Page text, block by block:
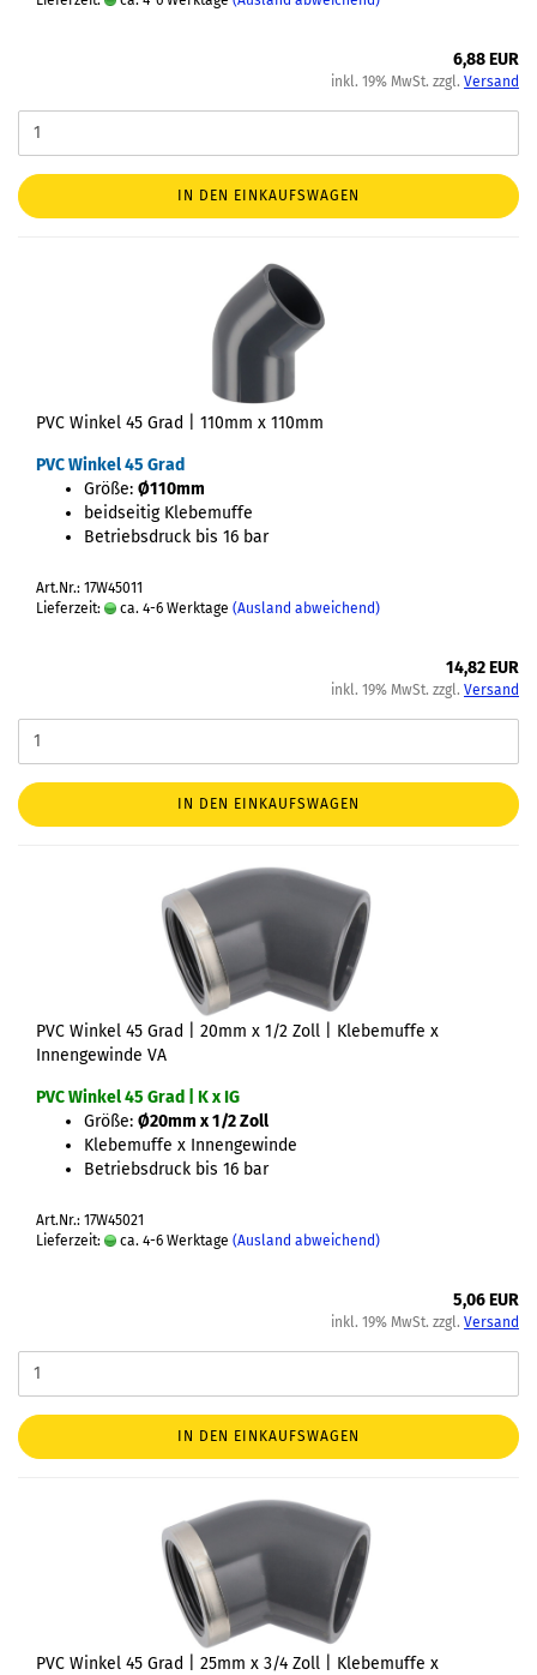
6,88 EUR
inkl. 19% MwSt. zzgl. Versand
IN DEN EINKAUFSWAGEN
PVC Winkel 45 Grad | 110mm x 110mm
PVC Winkel 45 Grad
Größe: Ø110mm
beidseitig Klebemuffe
Betriebsdruck bis 16 bar
Art.Nr.: 17W45011
Lieferzeit:
ca. 4-6 Werktage (Ausland abweichend)
14,82 EUR
inkl. 19% MwSt. zzgl. Versand
IN DEN EINKAUFSWAGEN
PVC Winkel 45 Grad | 20mm x 1/2 Zoll | Klebemuffe x
Innengewinde VA
PVC Winkel 45 Grad | K x IG
Größe: Ø20mm x 1/2 Zoll
Klebemuffe x Innengewinde
Betriebsdruck bis 16 bar
Art.Nr.: 17W45021
Lieferzeit:
ca. 4-6 Werktage (Ausland abweichend)
5,06 EUR
inkl. 19% MwSt. zzgl. Versand
IN DEN EINKAUFSWAGEN
PVC Winkel 45 Grad | 25mm x 3/4 Zoll | Klebemuffe x